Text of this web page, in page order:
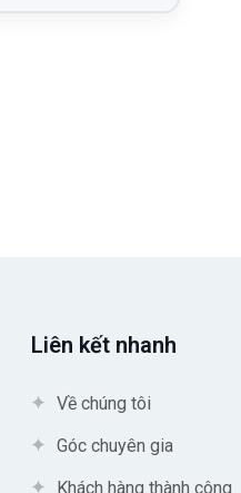
Liên kết nhanh
Về chúng tôi
Góc chuyên gia
Khách hàng thành công